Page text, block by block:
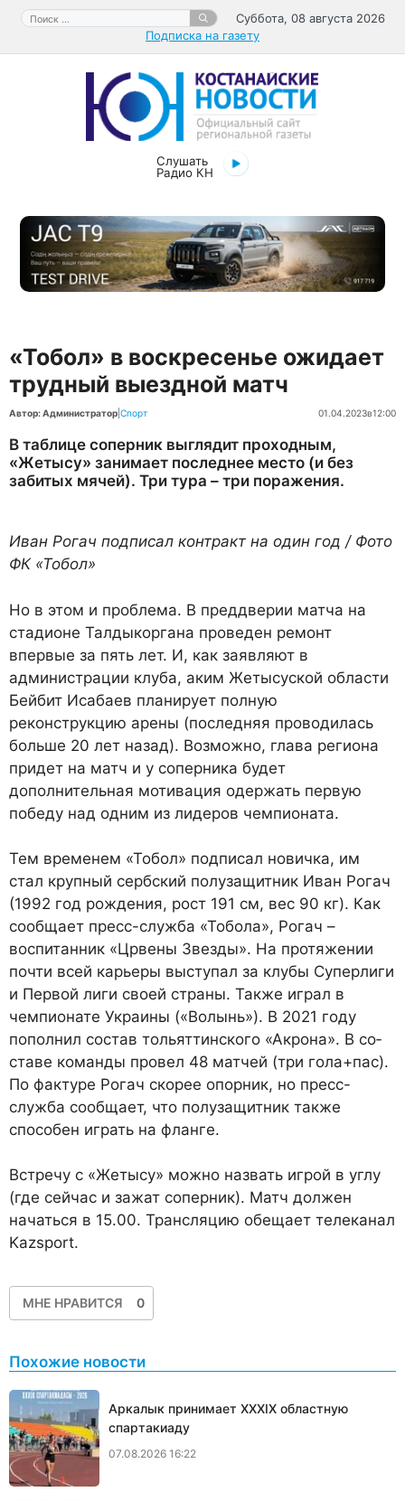
Перейти
содержимому
Поиск:
Суббота, 08 августа 2026
Подписка на газету
Слушать
Радио КН
«Тобол» в воскресенье ожидает
трудный выездной матч
Автор: Администратор Спорт 01.04.2023в12:00
В таблице соперник выгля­дит проходным,
«Жетысу» за­нимает последнее место (и без
забитых мячей). Три тура – три поражения.
Иван Рогач подписал контракт на один год / Фото
ФК «Тобол»
Но в этом и пробле­ма. В преддверии матча на
ста­дионе Талдыкоргана проведен ремонт
впервые за пять лет. И, как заявляют в
администрации клуба, аким Жетысуской обла­сти
Бейбит Исабаев планирует полную
реконструкцию арены (последняя проводилась
больше 20 лет назад). Возможно, глава региона
придет на матч и у со­перника будет
дополнительная мотивация одержать первую
победу над одним из лидеров чемпионата.
Тем временем «Тобол» подпи­сал новичка, им
стал крупный сербский полузащитник Иван Рогач
(1992 год рождения, рост 191 см, вес 90 кг). Как
сообщает пресс-служба «Тобола», Рогач –
воспитанник «Црвены Звезды». На протяжении
почти всей ка­рьеры выступал за клубы Су­перлиги
и Первой лиги своей страны. Также играл в
чемпи­онате Украины («Волынь»). В 2021 году
пополнил состав то­льяттинского «Акрона». В со­
ставе команды провел 48 мат­чей (три гола+пас).
По фактуре Рогач скорее опорник, но пресс-
служба сообщает, что полуза­щитник также
способен играть на фланге.
Встречу с «Жетысу» можно назвать игрой в углу
(где сейчас и зажат соперник). Матч должен
начаться в 15.00. Трансляцию обещает телеканал
Kazsport.
МНЕ НРАВИТСЯ 0
Похожие новости
Аркалык принимает XXXIX областную
спартакиаду
07.08.2026 16:22